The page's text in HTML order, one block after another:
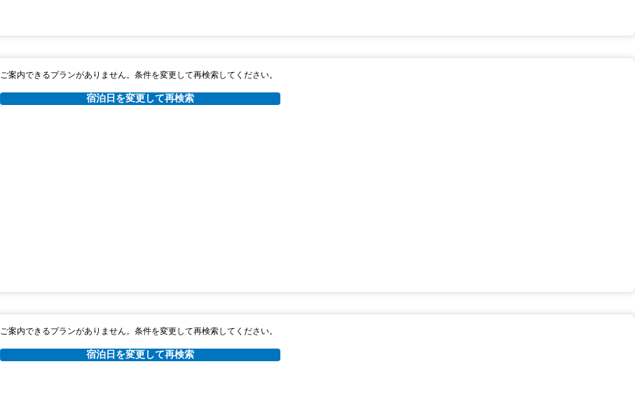
ご案内できるプランがありません。条件を変更して再検索してください。
宿泊日を変更して再検索
ご案内できるプランがありません。条件を変更して再検索してください。
宿泊日を変更して再検索